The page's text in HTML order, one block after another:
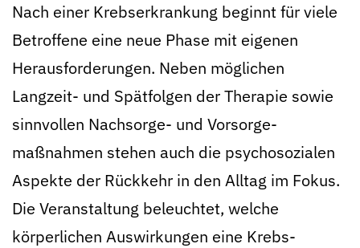
Nach einer Krebs­erkrankung beginnt für viele
Betroffene eine neue Phase mit eigenen
Heraus­forderungen. Neben möglichen
Langzeit- und Spät­folgen der Therapie sowie
sinnvollen Nachsorge- und Vorsorge­
maßnahmen stehen auch die psycho­sozialen
Aspekte der Rück­kehr in den Alltag im Fokus.
Die Veranstaltung beleuchtet, welche
körperlichen Auswirkungen eine Krebs­